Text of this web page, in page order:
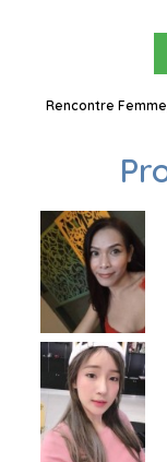
Rencontre